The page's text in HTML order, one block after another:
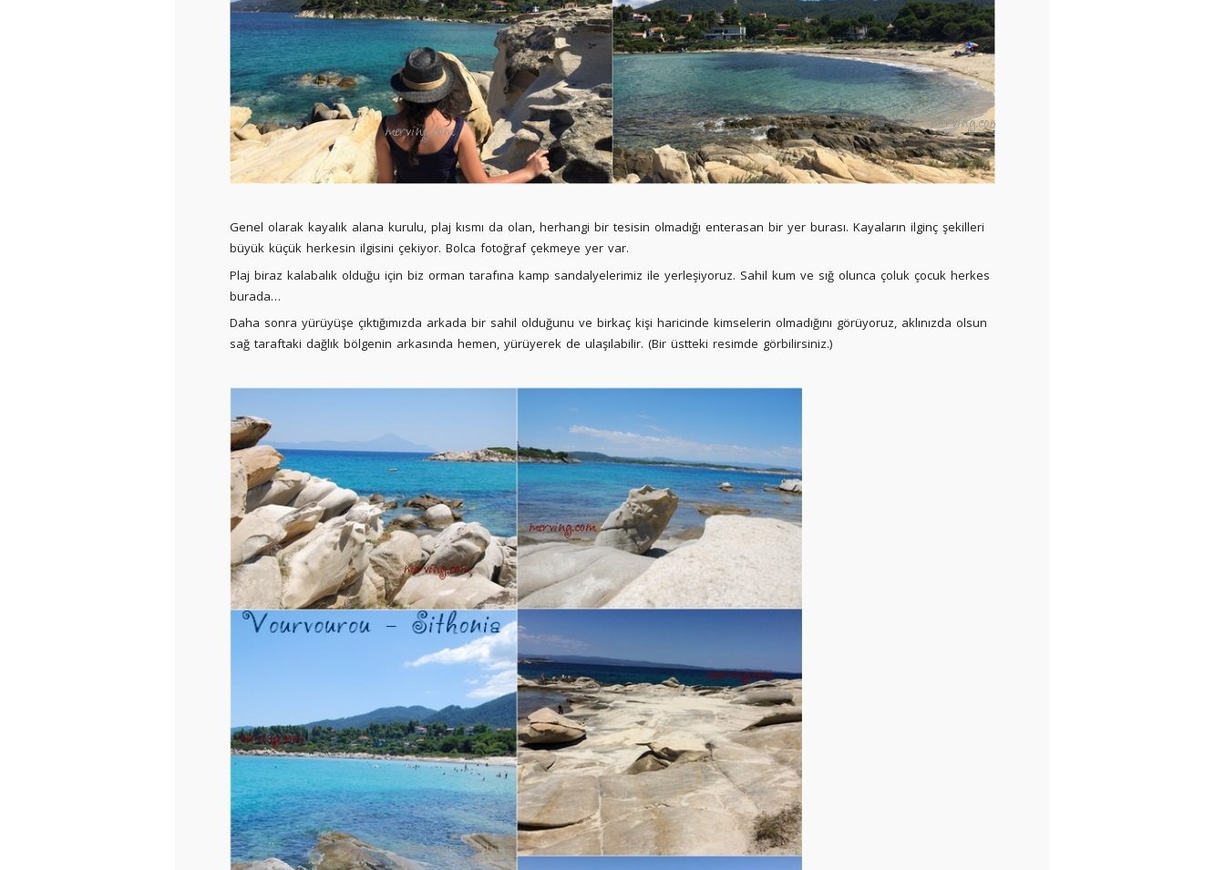
Genel olarak kayalık alana kurulu, plaj kısmı da olan, herhangi bir tesisin olmadığı enterasan bir yer burası. Kayaların ilginç şekilleri
büyük küçük herkesin ilgisini çekiyor. Bolca fotoğraf çekmeye yer var.
Plaj biraz kalabalık olduğu için biz orman tarafına kamp sandalyelerimiz ile yerleşiyoruz. Sahil kum ve sığ olunca çoluk çocuk herkes
burada…
Daha sonra yürüyüşe çıktığımızda arkada bir sahil olduğunu ve birkaç kişi haricinde kimselerin olmadığını görüyoruz, aklınızda olsun
sağ taraftaki dağlık bölgenin arkasında hemen, yürüyerek de ulaşılabilir. (Bir üstteki resimde görbilirsiniz.)